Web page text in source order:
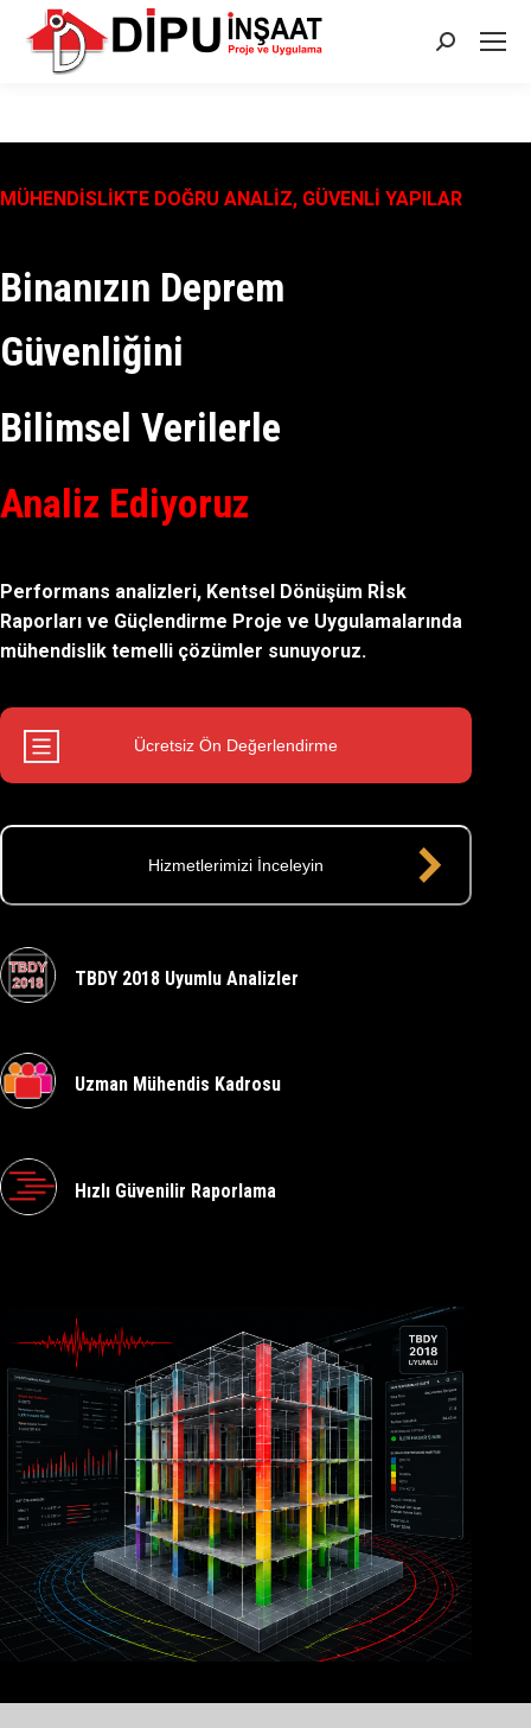
Search:
MÜHENDİSLİKTE DOĞRU ANALİZ, GÜVENLİ YAPILAR
Binanızın Deprem
Güvenliğini
Bilimsel Verilerle
Analiz Ediyoruz
Performans analizleri, Kentsel Dönüşüm Rİsk
Raporları ve Güçlendirme Proje ve Uygulamalarında
mühendislik temelli çözümler sunuyoruz.
Ücretsiz Ön Değerlendirme
Hizmetlerimizi İnceleyin
TBDY 2018 Uyumlu Analizler
Uzman Mühendis Kadrosu
Hızlı Güvenilir Raporlama